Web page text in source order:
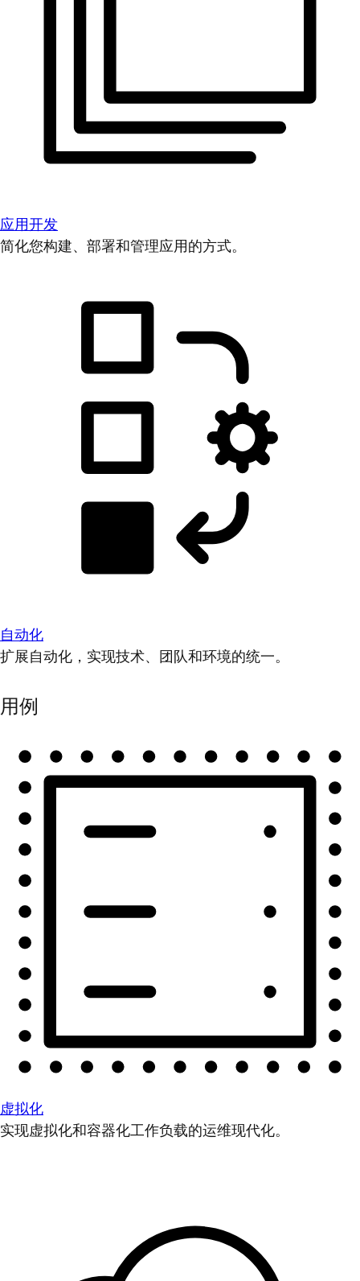
应用开发
简化您构建、部署和管理应用的方式。
自动化
扩展自动化，实现技术、团队和环境的统一。
用例
虚拟化
实现虚拟化和容器化工作负载的运维现代化。